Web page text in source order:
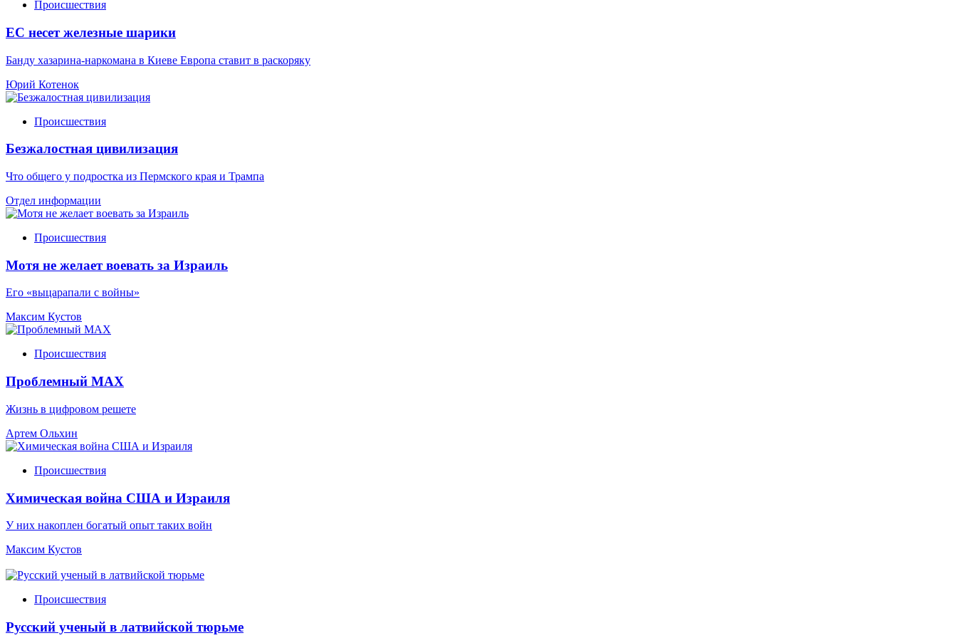
Происшествия
ЕС несет железные шарики
Банду хазарина-наркомана в Киеве Европа ставит в раскоряку
Юрий Котенок
Происшествия
Безжалостная цивилизация
Что общего у подростка из Пермского края и Трампа
Отдел информации
Происшествия
Мотя не желает воевать за Израиль
Его «выцарапали с войны»
Максим Кустов
Происшествия
Проблемный МАХ
Жизнь в цифровом решете
Артем Ольхин
Происшествия
Химическая война США и Израиля
У них накоплен богатый опыт таких войн
Максим Кустов
Происшествия
Русский ученый в латвийской тюрьме